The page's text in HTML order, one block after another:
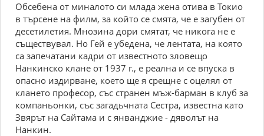
Обсебена от миналото си млада жена отива в Токио
в търсене на филм, за който се смята, че е загубен от
десетилетия. Мнозина дори смятат, че никога не е
съществувал. Но Гей е убедена, че лентата, на която
са запечатани кадри от известното зловещо
Нанкинско клане от 1937 г., е реална и се впуска в
опасно издирване, което ще я срещне с оцелял от
клането професор, със странен мъж-барман в клуб за
компаньонки, със загадьчната Сестра, известна като
Звярът на Сайтама и с янванджие - дяволът на
Нанкин.